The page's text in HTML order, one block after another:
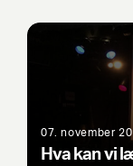
07. november
Hva kan vi